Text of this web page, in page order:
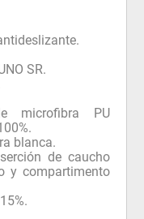
SR.
microfibra PU
blanca.
de caucho
y compartimento